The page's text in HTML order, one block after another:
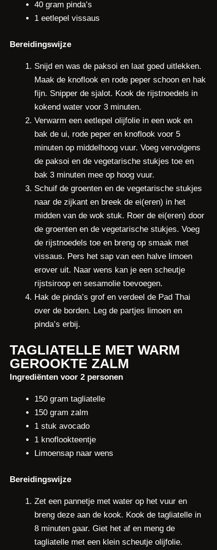
40 gram pinda’s
1 eetlepel vissaus
Bereidingswijze
Snijd en was de paksoi en laat goed uitlekken.
Maak de knoflook en rode peper schoon en hak
fijn. Snipper de sjalot. Kook de rijstnoedels in
kokend water voor 3 minuten.
Verwarm een eetlepel olijfolie in een wok en
bak de ui, rode peper en knoflook voor 5
minuten op middelhoog vuur. Voeg vervolgens
de paksoi en de vegetarische stukjes toe en
bak 3 minuten mee op hoog vuur.
Schuif de groenten en de vegetarische stukjes
naar de zijkant en breek de ei(eren) in het
midden van de wok stuk. Roer de ei(eren) door
de groenten en de vegetarische stukjes. Voeg
de rijstnoedels toe en breng op smaak met
vissaus. Pers het sap van een halve limoen
erover uit. Naar wens kan je een scheutje
rijstsiroop en sesamolie toevoegen.
Hak de pinda’s grof en verdeel de Pad Thai
over de borden. Leg de partjes limoen en
pinda’s erbij.
TAGLIATELLE MET WARM
GEROOKTE ZALM
Ingrediënten voor 2 personen
150 gram tagliatelle
150 gram zalm
1 stuk avocado
1 knoflookteentje
Limoensap naar wens
Bereidingswijze
Zet een pannetje met water op het vuur en
breng deze aan de kook. Kook de tagliatelle in
8 minuten gaar. Giet het af en meng de
tagliatelle met een klein scheutje olijfolie.